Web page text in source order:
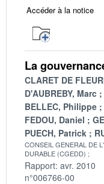
Accéder à la notice
La
CLARET DE
D'AUBREBY, Marc
BELLEC, Philippe
FEDOU, Daniel
PUECH, Patrick
CONSEIL GENERAL DE
DURABLE (CGEDD)
Rapport: avr. 2010
n°006766-00